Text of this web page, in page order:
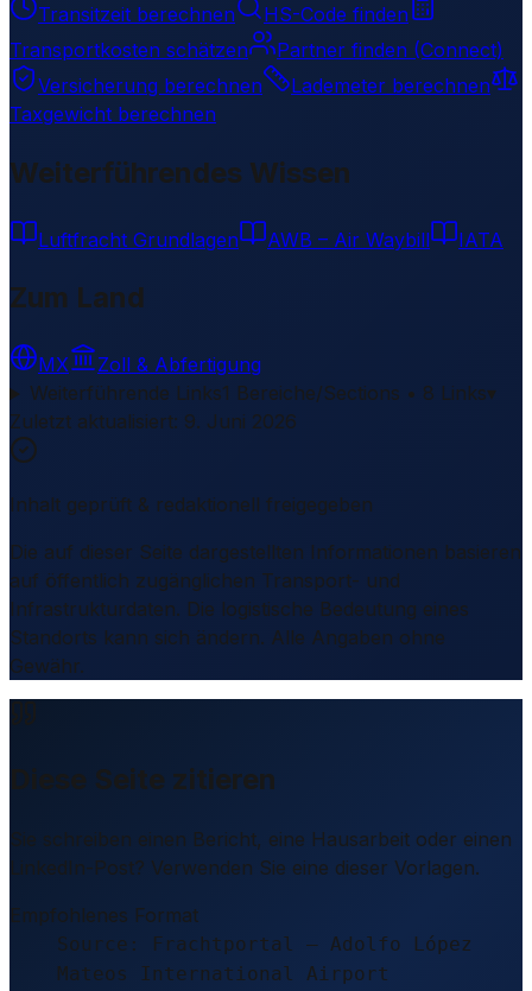
Transitzeit berechnen
HS-Code finden
Transportkosten schätzen
Partner finden (Connect)
Versicherung berechnen
Lademeter berechnen
Taxgewicht berechnen
Weiterführendes Wissen
Luftfracht Grundlagen AWB – Air Waybill IATA
Zum Land
MX
Zoll & Abfertigung
Weiterführende Links1 Bereiche/Sections • 8 Links▾
Zuletzt aktualisiert: 9. Juni 2026
Inhalt geprüft & redaktionell freigegeben
Die auf dieser Seite dargestellten Informationen basieren
auf öffentlich zugänglichen Transport- und
Infrastrukturdaten. Die logistische Bedeutung eines
Standorts kann sich ändern. Alle Angaben ohne
Gewähr.
Diese Seite zitieren
Sie schreiben einen Bericht, eine Hausarbeit oder einen
LinkedIn-Post? Verwenden Sie eine dieser Vorlagen.
Empfohlenes Format
Source: Frachtportal – Adolfo López
Mateos International Airport